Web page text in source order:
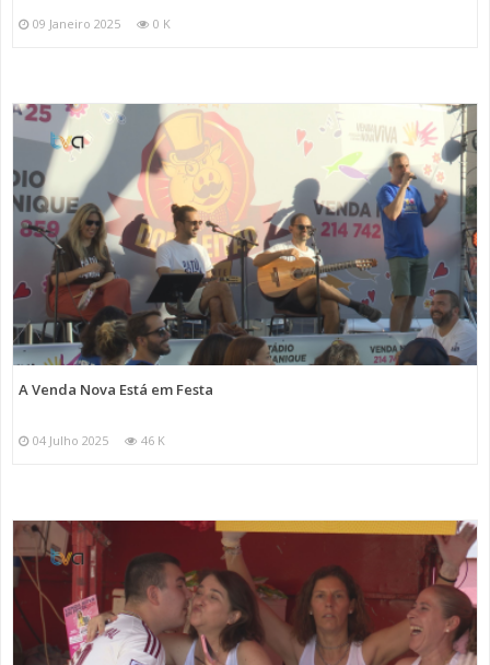
09 Janeiro 2025 0 K
A Venda Nova Está em Festa
04 Julho 2025 46 K